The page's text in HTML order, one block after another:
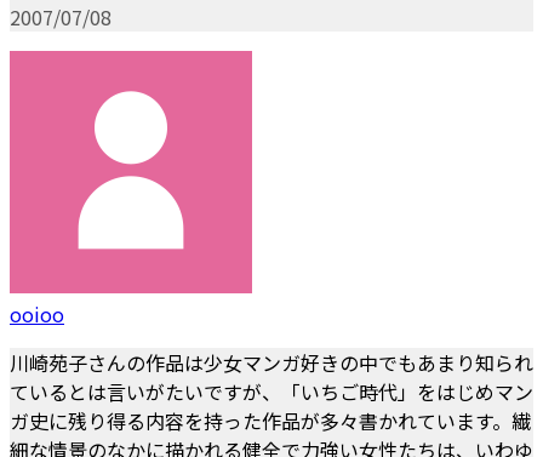
2007/07/08
ooioo
川崎苑子さんの作品は少女マンガ好きの中でもあまり知られ
ているとは言いがたいですが、「いちご時代」をはじめマン
ガ史に残り得る内容を持った作品が多々書かれています。繊
細な情景のなかに描かれる健全で力強い女性たちは、いわゆ